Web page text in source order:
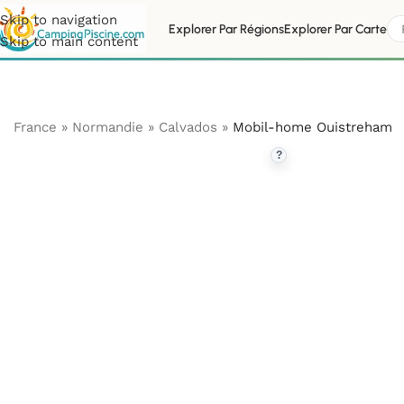
Skip to navigation
Skip to main content
Explorer Par RégionsExplorer Par Carte
France » Normandie » Calvados » Mobil-home Ouistreham
?